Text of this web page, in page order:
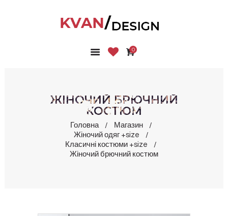
0
ЖІНОЧИЙ БРЮЧНИЙ
КОСТЮМ
Головна
Магазин
Жіночий одяг +size
Класичні костюми +size
Жіночий брючний костюм
ГОЛОВНА
ПРО НАС
БЛОГ
КОНТАКТИ
КАБІНЕТ